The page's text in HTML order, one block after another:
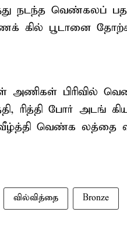
நடந்த வெண்கலப்
கில் பூடானை
அணிகள் பிரிவில்
ரித்தி போர் அடங்
வெண்க லத்தை
வில்வித்தை Bronze